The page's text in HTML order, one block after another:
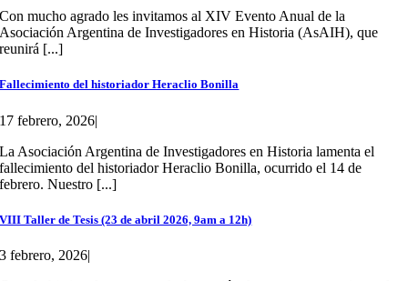
Con mucho agrado les invitamos al XIV Evento Anual de la
Asociación Argentina de Investigadores en Historia (AsAIH), que
reunirá [...]
Fallecimiento del historiador Heraclio Bonilla
17 febrero, 2026|
La Asociación Argentina de Investigadores en Historia lamenta el
fallecimiento del historiador Heraclio Bonilla, ocurrido el 14 de
febrero. Nuestro [...]
VIII Taller de Tesis (23 de abril 2026, 9am a 12h)
3 febrero, 2026|